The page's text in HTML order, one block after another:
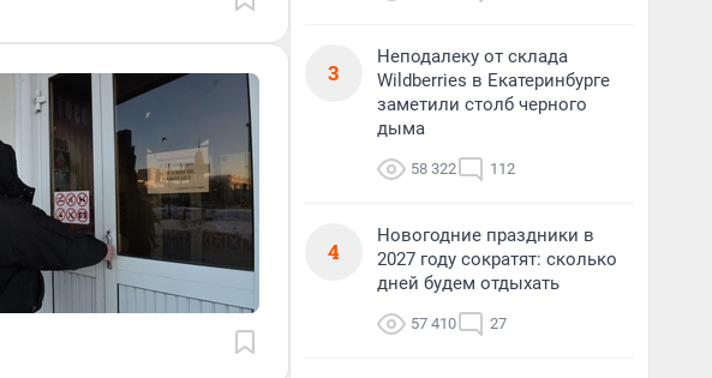
3
Неподалеку от склада
Wildberries в Екатеринбурге
заметили столб черного
дыма
58 322 112
4
Новогодние праздники в
2027 году сократят: сколько
дней будем отдыхать
57 410 27